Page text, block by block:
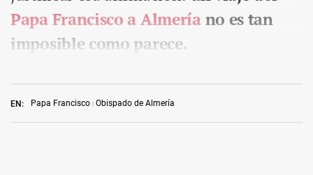
EN: Papa Francisco Obispado de Almería
Papa Francisco a Almeríano es tan
imposible como parece.